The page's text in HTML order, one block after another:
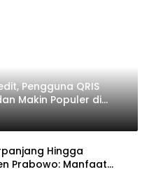
Pengguna QRIS
Makin Populer di
Hingga
Prabowo: Manfaat